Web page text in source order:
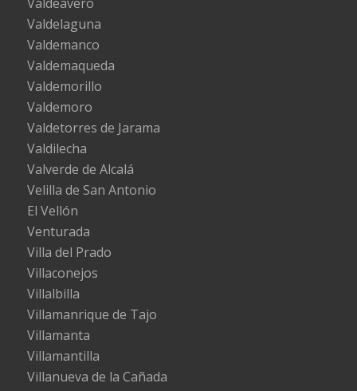
Valdelaguna
Valdemanco
Valdemaqueda
Valdemorillo
Valdemoro
Valdetorres de Jarama
Valdilecha
Valverde de Alcalá
Velilla de San Antonio
El Vellón
Venturada
Villa del Prado
Villaconejos
Villalbilla
Villamanrique de Tajo
Villamanta
Villamantilla
Villanueva de la Cañada